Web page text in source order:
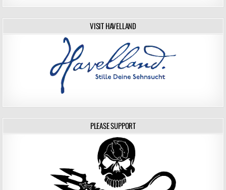
VISIT HAVELLAND
PLEASE SUPPORT